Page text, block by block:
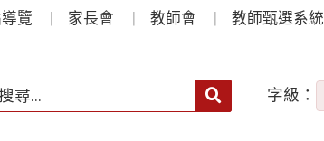
覽 家長會 教師會 教師甄選系統
字級：